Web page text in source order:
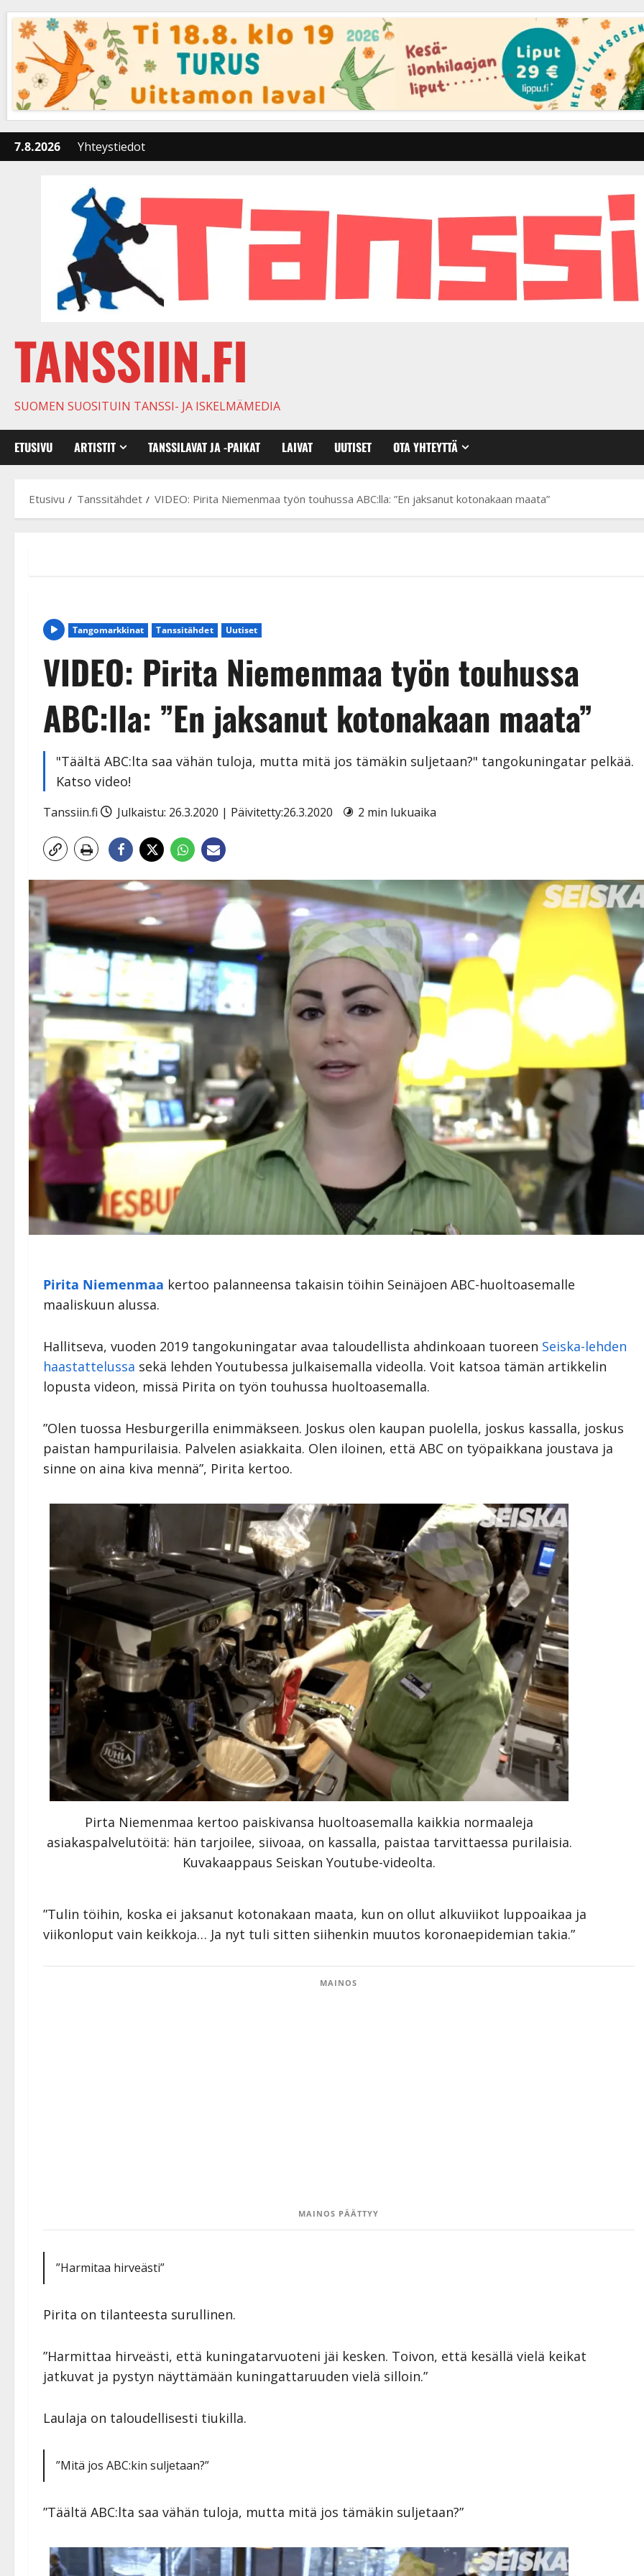
content
7.8.2026 Yhteystiedot
TANSSIIN.FI
SUOMEN SUOSITUIN TANSSI- JA ISKELMÄMEDIA
ETUSIVU ARTISTIT TANSSILAVAT JA -PAIKAT LAIVAT UUTISET OTA YHTEYTTÄ
Etusivu Tanssitähdet VIDEO: Pirita Niemenmaa työn touhussa ABC:lla: ”En jaksanut kotonakaan maata”
Tangomarkkinat Tanssitähdet Uutiset
VIDEO: Pirita Niemenmaa työn touhussa
ABC:lla: ”En jaksanut kotonakaan maata”
"Täältä ABC:lta saa vähän tuloja, mutta mitä jos tämäkin suljetaan?" tangokuningatar pelkää.
Katso video!
Tanssiin.fi Julkaistu: 26.3.2020 | Päivitetty:26.3.2020 2 min lukuaika
Pirita Niemenmaa kertoo palanneensa takaisin töihin Seinäjoen ABC-huoltoasemalle
maaliskuun alussa.
Hallitseva, vuoden 2019 tangokuningatar avaa taloudellista ahdinkoaan tuoreen Seiska-lehden
haastattelussa sekä lehden Youtubessa julkaisemalla videolla. Voit katsoa tämän artikkelin
lopusta videon, missä Pirita on työn touhussa huoltoasemalla.
”Olen tuossa Hesburgerilla enimmäkseen. Joskus olen kaupan puolella, joskus kassalla, joskus
paistan hampurilaisia. Palvelen asiakkaita. Olen iloinen, että ABC on työpaikkana joustava ja
sinne on aina kiva mennä”, Pirita kertoo.
Pirta Niemenmaa kertoo paiskivansa huoltoasemalla kaikkia normaaleja
asiakaspalvelutöitä: hän tarjoilee, siivoaa, on kassalla, paistaa tarvittaessa purilaisia.
Kuvakaappaus Seiskan Youtube-videolta.
”Tulin töihin, koska ei jaksanut kotonakaan maata, kun on ollut alkuviikot luppoaikaa ja
viikonloput vain keikkoja… Ja nyt tuli sitten siihenkin muutos koronaepidemian takia.”
MAINOS
MAINOS PÄÄTTYY
”Harmitaa hirveästi”
Pirita on tilanteesta surullinen.
”Harmittaa hirveästi, että kuningatarvuoteni jäi kesken. Toivon, että kesällä vielä keikat
jatkuvat ja pystyn näyttämään kuningattaruuden vielä silloin.”
Laulaja on taloudellisesti tiukilla.
”Mitä jos ABC:kin suljetaan?”
”Täältä ABC:lta saa vähän tuloja, mutta mitä jos tämäkin suljetaan?”